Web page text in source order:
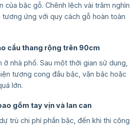
của bậc gỗ. Chênh lệch vài trăm nghìn
ứng với quy cách gỗ hoàn toàn
cầu thang rộng trên 90cm
nhà phố. Sau một thời gian sử dụng,
tượng cong đầu bậc, vặn bậc hoặc
lớn.
gồm tay vịn và lan can
trù chi phí phần bậc, đến khi thi công